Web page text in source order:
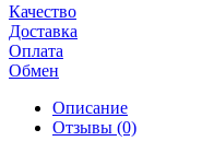
Качество
Доставка
Оплата
Обмен
Описание
Отзывы (0)